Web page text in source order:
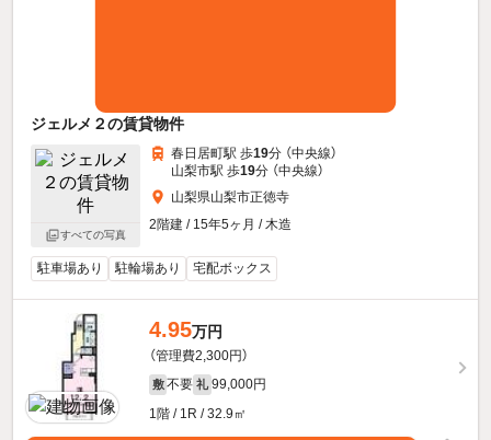
ジェルメ２の賃貸物件
すべての写真
春日居町駅 歩19分 （中央線）
山梨市駅 歩19分 （中央線）
山梨県山梨市正徳寺
2階建 / 15年5ヶ月 / 木造
駐車場あり 駐輪場あり 宅配ボックス
4.95万円
（管理費2,300円）
敷 不要 礼 99,000円
1階 / 1R / 32.9㎡